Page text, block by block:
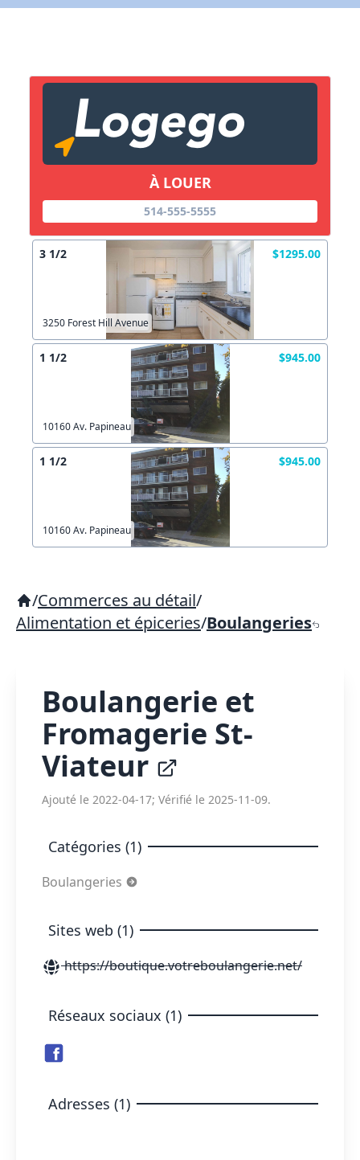
À LOUER
514-555-5555
3 1/2 $1295.00
3250 Forest Hill Avenue
1 1/2 $945.00
10160 Av. Papineau
1 1/2 $945.00
10160 Av. Papineau
/Commerces au détail/
Alimentation et épiceries/Boulangeries
Boulangerie et
Fromagerie St-
Viateur
Ajouté le 2022-04-17; Vérifié le 2025-11-09.
Catégories (1)
Boulangeries
Sites web (1)
https://boutique.votreboulangerie.net/
Réseaux sociaux (1)
Adresses (1)
X Fermer
Lien vers inscription (sera inclus dans courriel)
Copier lien
X Fermer Envoyez